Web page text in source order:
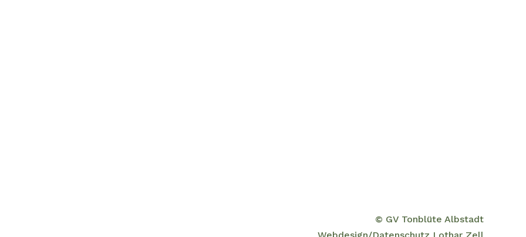
© GV Tonblüte Albstadt
Webdesign/Datenschutz Lothar Zell